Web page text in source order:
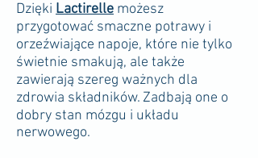
Dzięki Lactirelle możesz
przygotować smaczne potrawy i
orzeźwiające napoje, które nie tylko
świetnie smakują, ale także
zawierają szereg ważnych dla
zdrowia składników. Zadbają one o
dobry stan mózgu i układu
nerwowego.